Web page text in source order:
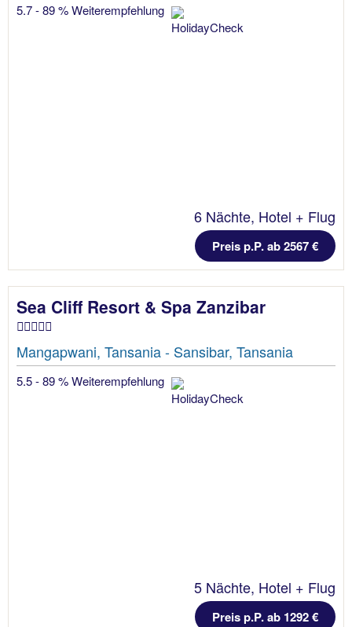
5.7 - 89 % Weiterempfehlung
6 Nächte, Hotel + Flug
Preis p.P. ab 2567 €
Sea Cliff Resort & Spa Zanzibar
Mangapwani, Tansania - Sansibar, Tansania
5.5 - 89 % Weiterempfehlung
5 Nächte, Hotel + Flug
Preis p.P. ab 1292 €